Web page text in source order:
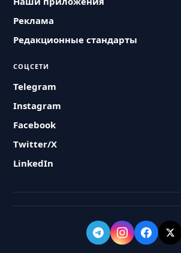
Реклама
Редакционные стандарты
СОЦСЕТИ
Telegram
Instagram
Facebook
Twitter/X
LinkedIn